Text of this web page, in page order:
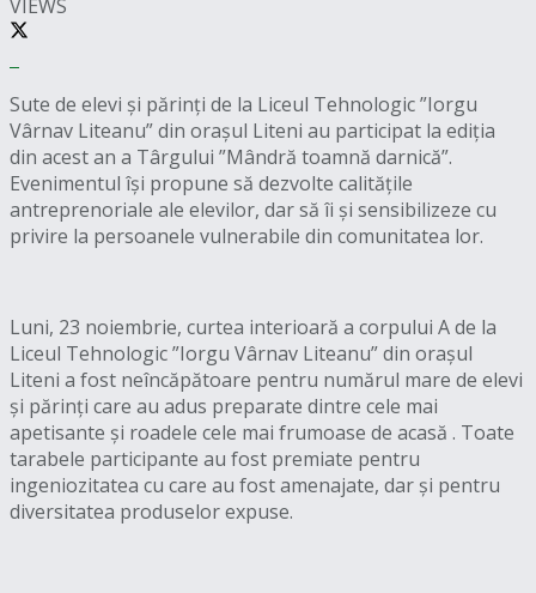
VIEWS
Sute de elevi și părinți de la Liceul Tehnologic ”Iorgu
Vârnav Liteanu” din orașul Liteni au participat la ediția
din acest an a Târgului ”Mândră toamnă darnică”.
Evenimentul își propune să dezvolte calitățile
antreprenoriale ale elevilor, dar să îi și sensibilizeze cu
privire la persoanele vulnerabile din comunitatea lor.
Luni, 23 noiembrie, curtea interioară a corpului A de la
Liceul Tehnologic ”Iorgu Vârnav Liteanu” din orașul
Liteni a fost neîncăpătoare pentru numărul mare de elevi
și părinți care au adus preparate dintre cele mai
apetisante și roadele cele mai frumoase de acasă . Toate
tarabele participante au fost premiate pentru
ingeniozitatea cu care au fost amenajate, dar și pentru
diversitatea produselor expuse.